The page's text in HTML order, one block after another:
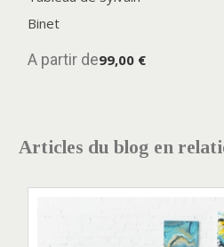
Binet
A partir de99,00 €
Articles du blog en